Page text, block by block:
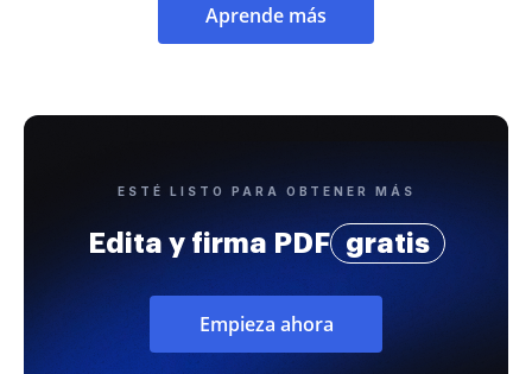
Aprende más
ESTÉ LISTO PARA OBTENER MÁS
Edita y firma PDF gratis
Empieza ahora